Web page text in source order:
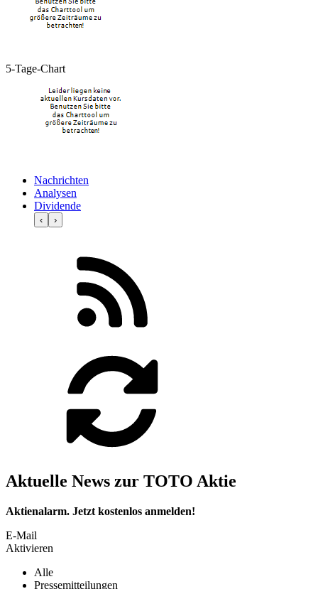
5-Tage-Chart
Nachrichten
Analysen
Dividende
‹ ›
Aktuelle News zur TOTO Aktie
Aktienalarm. Jetzt kostenlos anmelden!
E-Mail
Aktivieren
Alle
Pressemitteilungen